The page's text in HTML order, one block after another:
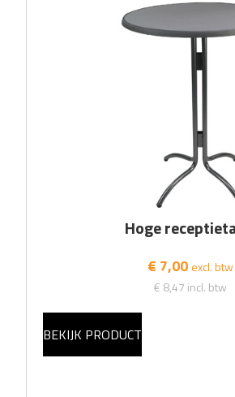
Hoge
€ 7,00 excl. btw
€ 8,47 incl. btw
BEKIJK PRODUCT